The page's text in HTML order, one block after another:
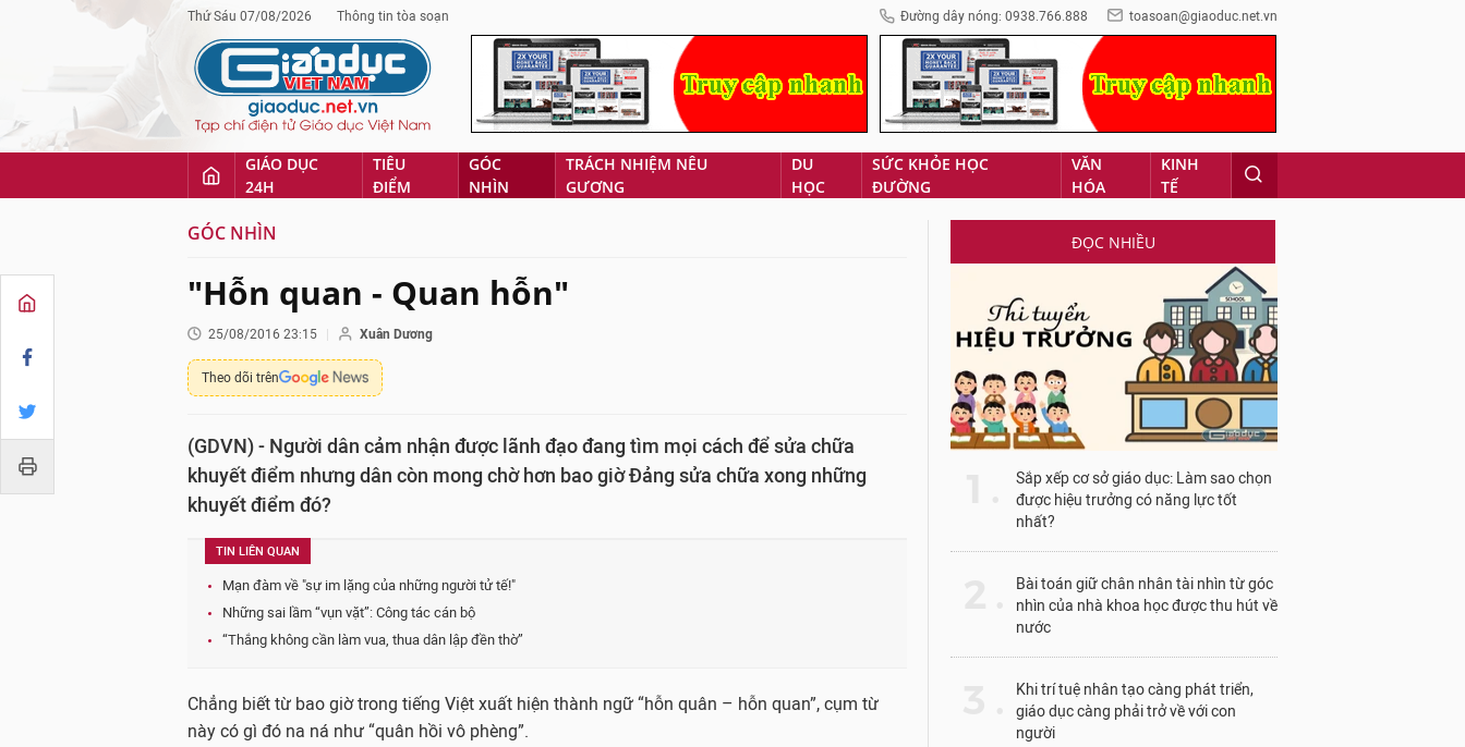
Thứ Sáu 07/08/2026 Thông tin tòa soạn Đường dây nóng: 0938.766.888 toasoan@giaoduc.net.vn
GIÁO DỤC
24H
TIÊU
ĐIỂM
GÓC
NHÌN
TRÁCH NHIỆM NÊU
GƯƠNG
DU
HỌC
SỨC KHỎE HỌC
ĐƯỜNG
VĂN
HÓA
KINH
TẾ
GÓC NHÌN
"Hỗn quan - Quan hỗn"
25/08/2016 23:15 Xuân Dương
Theo dõi trên
(GDVN) - Người dân cảm nhận được lãnh đạo đang tìm mọi cách để sửa chữa
khuyết điểm nhưng dân còn mong chờ hơn bao giờ Đảng sửa chữa xong những
khuyết điểm đó?
TIN LIÊN QUAN
Mạn đàm về "sự im lặng của những người tử tế!"
Những sai lầm “vụn vặt”: Công tác cán bộ
“Thắng không cần làm vua, thua dân lập đền thờ”
Chẳng biết từ bao giờ trong tiếng Việt xuất hiện thành ngữ “hỗn quân – hỗn quan”, cụm từ
này có gì đó na ná như “quân hồi vô phèng”.
ĐỌC NHIỀU
Sắp xếp cơ sở giáo dục: Làm sao chọn
được hiệu trưởng có năng lực tốt
nhất?
Bài toán giữ chân nhân tài nhìn từ góc
nhìn của nhà khoa học được thu hút về
nước
Khi trí tuệ nhân tạo càng phát triển,
giáo dục càng phải trở về với con
người